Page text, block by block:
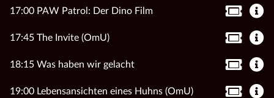
17:00 PAW Patrol: Der Dino Film
17:45 The Invite (OmU)
18:15 Was haben wir gelacht
19:00 Lebensansichten eines Huhns (OmU)